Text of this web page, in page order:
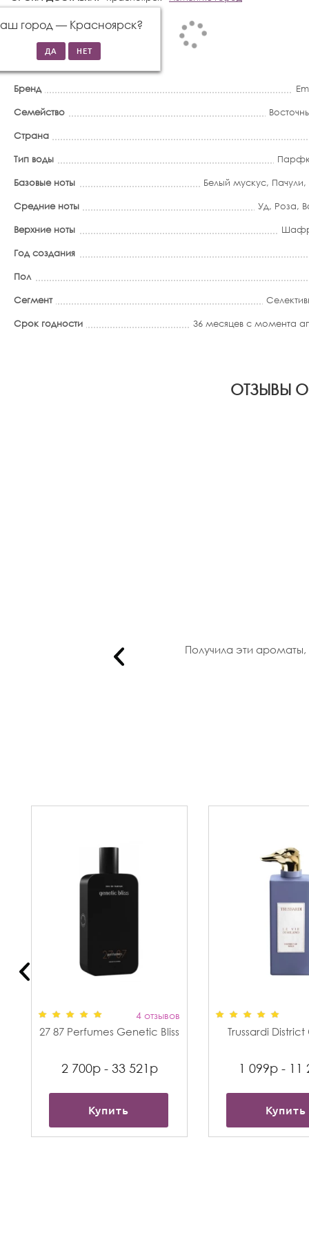
город — Красноярск?
Бренд
Семейство
Страна
Тип воды
Базовые ноты
Белый мускус, Пачули,
Средние ноты
Уд, Роза,
Верхние ноты
Год создания
Пол
Сегмент
Срок годности
36 месяцев с момента
ОТЗЫВЫ О
Получила эти
4 отзывов
27 87 Perfumes Genetic Bliss
2 700р - 33 521р
Купить
Trussardi
1 099р - 11
Купить